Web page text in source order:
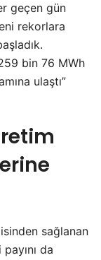
geçen gün
rekorlara
bin 76 MWh
ulaştı”
sağlanan
da